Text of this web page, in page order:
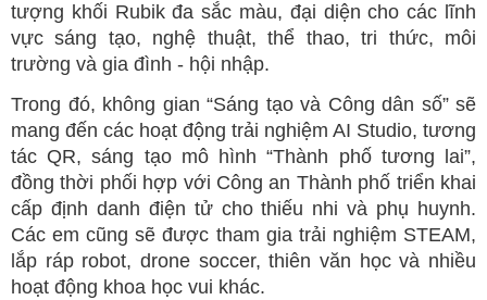
tượng khối Rubik đa sắc màu, đại diện cho các lĩnh
vực sáng tạo, nghệ thuật, thể thao, tri thức, môi
trường và gia đình - hội nhập.
Trong đó, không gian “Sáng tạo và Công dân số” sẽ
mang đến các hoạt động trải nghiệm AI Studio, tương
tác QR, sáng tạo mô hình “Thành phố tương lai”,
đồng thời phối hợp với Công an Thành phố triển khai
cấp định danh điện tử cho thiếu nhi và phụ huynh.
Các em cũng sẽ được tham gia trải nghiệm STEAM,
lắp ráp robot, drone soccer, thiên văn học và nhiều
hoạt động khoa học vui khác.